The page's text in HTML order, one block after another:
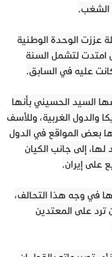
الشغب.
عززت الوحدة الوطنية
امتدت لتشمل السنة
عليه في السابق.
السيد الحسيني بأنها
الغربية، وللأسف
بعض المواقع في الدول
إلى جانب الكيان
على إيران.
في وجه هذا التحالف،
على المعتدين